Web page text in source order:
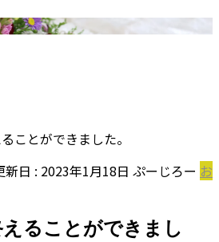
ことができました。
新日 : 2023年1月18日 ぷーじろー お
ることができまし